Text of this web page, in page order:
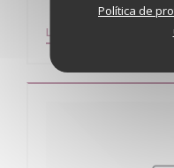
Política de
LER O ARTIGO ((ABRE